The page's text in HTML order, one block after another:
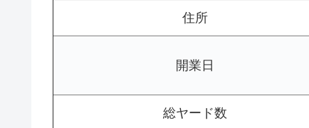
住所
開業日
総ヤード数